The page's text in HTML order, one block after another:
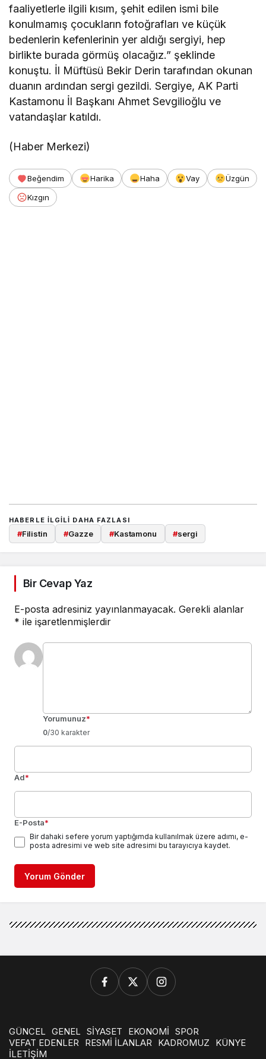
faaliyetlerle ilgili kısım, şehit edilen ismi bile
konulmamış çocukların fotoğrafları ve küçük
bedenlerin kefenlerinin yer aldığı sergiyi, hep
birlikte burada görmüş olacağız.” şeklinde
konuştu. İl Müftüsü Bekir Derin tarafından okunan
duanın ardından sergi gezildi. Sergiye, AK Parti
Kastamonu İl Başkanı Ahmet Sevgilioğlu ve
vatandaşlar katıldı.
(Haber Merkezi)
Beğendim Harika Haha Vay
Üzgün
Kızgın
HABERLE ILGILI DAHA FAZLASI
#Filistin #Gazze #Kastamonu #sergi
Bir Cevap Yaz
E-posta adresiniz yayınlanmayacak. Gerekli alanlar
* ile işaretlenmişlerdir
Yorumunuz*
0/30 karakter
Ad*
E-Posta*
Bir dahaki sefere yorum yaptığımda kullanılmak üzere adımı, e-
posta adresimi ve web site adresimi bu tarayıcıya kaydet.
Yorum Gönder
GÜNCEL GENEL SİYASET EKONOMİ SPOR
VEFAT EDENLER RESMİ İLANLAR KADROMUZ
KÜNYE
İLETİŞİM